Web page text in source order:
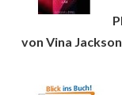
von Vina Jackson